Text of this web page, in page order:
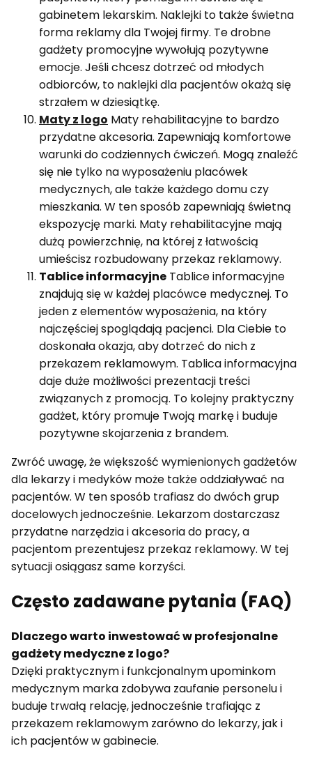
gabinetem lekarskim. Naklejki to także świetna
forma reklamy dla Twojej firmy. Te drobne
gadżety promocyjne wywołują pozytywne
emocje. Jeśli chcesz dotrzeć od młodych
odbiorców, to naklejki dla pacjentów okażą się
strzałem w dziesiątkę.
Maty z logo Maty rehabilitacyjne to bardzo
przydatne akcesoria. Zapewniają komfortowe
warunki do codziennych ćwiczeń. Mogą znaleźć
się nie tylko na wyposażeniu placówek
medycznych, ale także każdego domu czy
mieszkania. W ten sposób zapewniają świetną
ekspozycję marki. Maty rehabilitacyjne mają
dużą powierzchnię, na której z łatwością
umieścisz rozbudowany przekaz reklamowy.
Tablice informacyjne Tablice informacyjne
znajdują się w każdej placówce medycznej. To
jeden z elementów wyposażenia, na który
najczęściej spoglądają pacjenci. Dla Ciebie to
doskonała okazja, aby dotrzeć do nich z
przekazem reklamowym. Tablica informacyjna
daje duże możliwości prezentacji treści
związanych z promocją. To kolejny praktyczny
gadżet, który promuje Twoją markę i buduje
pozytywne skojarzenia z brandem.
Zwróć uwagę, że większość wymienionych gadżetów
dla lekarzy i medyków może także oddziaływać na
pacjentów. W ten sposób trafiasz do dwóch grup
docelowych jednocześnie. Lekarzom dostarczasz
przydatne narzędzia i akcesoria do pracy, a
pacjentom prezentujesz przekaz reklamowy. W tej
sytuacji osiągasz same korzyści.
Często zadawane pytania (FAQ)
Dlaczego warto inwestować w profesjonalne
gadżety medyczne z logo?
Dzięki praktycznym i funkcjonalnym upominkom
medycznym marka zdobywa zaufanie personelu i
buduje trwałą relację, jednocześnie trafiając z
przekazem reklamowym zarówno do lekarzy, jak i
ich pacjentów w gabinecie.